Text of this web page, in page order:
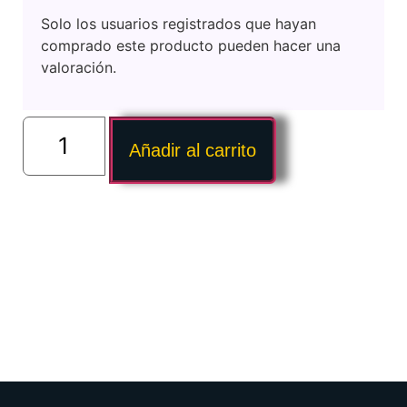
Solo los usuarios registrados que hayan
comprado este producto pueden hacer una
valoración.
Añadir al carrito